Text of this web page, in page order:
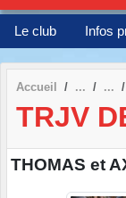
Le club Infos
Accueil
TRJV
THOMAS et